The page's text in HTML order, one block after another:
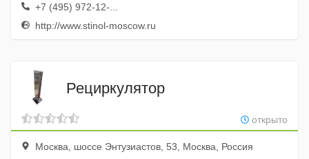
+7 (495) 972-12-...
http://www.stinol-moscow.ru
Рециркулятор
открыто
Москва, шоссе Энтузиастов, 53, Москва, Россия